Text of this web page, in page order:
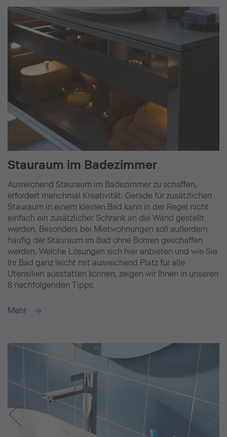
Stauraum im Badezimmer
Ausreichend Stauraum im Badezimmer zu schaffen,
erfordert manchmal Kreativität. Gerade für zusätzlichen
Stauraum in einem kleinen Bad kann in der Regel nicht
einfach ein zusätzlicher Schrank an die Wand gestellt
werden. Besonders bei Mietwohnungen soll außerdem
häufig der Stauraum im Bad ohne Bohren geschaffen
werden. Welche Lösungen sich hier anbieten und wie Sie
Ihr Bad ganz leicht mit ausreichend Platz für alle
Utensilien ausstatten können, zeigen wir Ihnen in unseren
8 nachfolgenden Tipps.
Mehr